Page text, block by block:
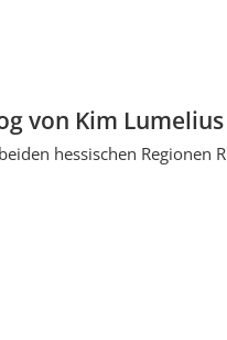
von Kim Lumelius
hessischen Regionen